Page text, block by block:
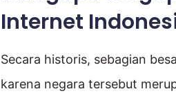
Internet
Secara historis, sebagian
karena negara tersebut